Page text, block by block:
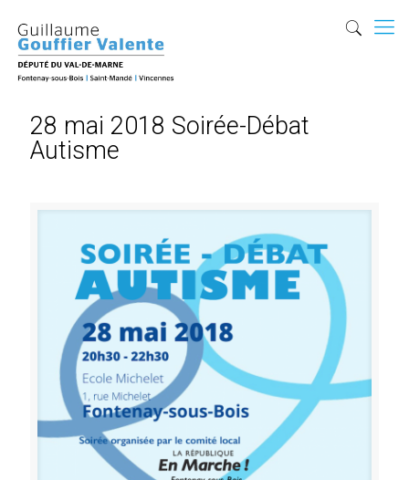
28 mai 2018 Soirée-Débat
Autisme